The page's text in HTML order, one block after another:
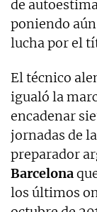
de
poniendo
lucha por el
El técnico
igualó la
encadenar
jornadas de la
preparador
Barcelona
los últimos